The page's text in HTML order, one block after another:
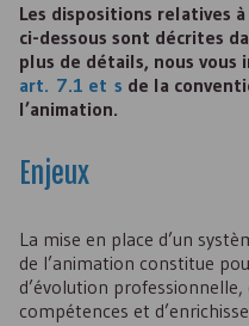
Les dispositions relatives
ci-dessous sont décrites
plus de détails, nous vous
art. 7.1 et s de la
l’animation.
Enjeux
La mise en place d’un
de l’animation constitue
d’évolution
compétences et